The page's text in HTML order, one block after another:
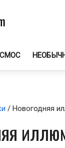
/ Новогодняя